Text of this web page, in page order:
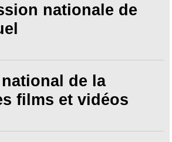
nationale de
de la
films et vidéos